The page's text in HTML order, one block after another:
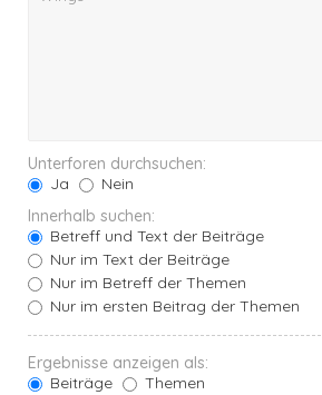
Unterforen durchsuchen:
Ja
Nein
Innerhalb suchen:
Betreff und Text der Beiträge
Nur im Text der Beiträge
Nur im Betreff der Themen
Nur im ersten Beitrag der Themen
Ergebnisse anzeigen als:
Beiträge
Themen